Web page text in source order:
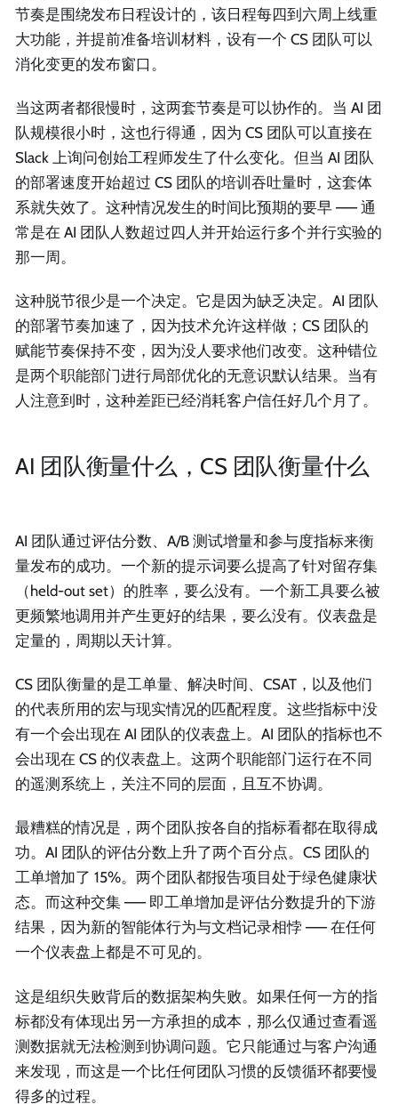
节奏是围绕发布日程设计的，该日程每四到六周上线重
大功能，并提前准备培训材料，设有一个 CS 团队可以
消化变更的发布窗口。
当这两者都很慢时，这两套节奏是可以协作的。当 AI 团
队规模很小时，这也行得通，因为 CS 团队可以直接在
Slack 上询问创始工程师发生了什么变化。但当 AI 团队
的部署速度开始超过 CS 团队的培训吞吐量时，这套体
系就失效了。这种情况发生的时间比预期的要早 —— 通
常是在 AI 团队人数超过四人并开始运行多个并行实验的
那一周。
这种脱节很少是一个决定。它是因为缺乏决定。AI 团队
的部署节奏加速了，因为技术允许这样做；CS 团队的
赋能节奏保持不变，因为没人要求他们改变。这种错位
是两个职能部门进行局部优化的无意识默认结果。当有
人注意到时，这种差距已经消耗客户信任好几个月了。
AI 团队衡量什么，CS 团队衡量什么
AI 团队通过评估分数、A/B 测试增量和参与度指标来衡
量发布的成功。一个新的提示词要么提高了针对留存集
（held-out set）的胜率，要么没有。一个新工具要么被
更频繁地调用并产生更好的结果，要么没有。仪表盘是
定量的，周期以天计算。
CS 团队衡量的是工单量、解决时间、CSAT，以及他们
的代表所用的宏与现实情况的匹配程度。这些指标中没
有一个会出现在 AI 团队的仪表盘上。AI 团队的指标也不
会出现在 CS 的仪表盘上。这两个职能部门运行在不同
的遥测系统上，关注不同的层面，且互不协调。
最糟糕的情况是，两个团队按各自的指标看都在取得成
功。AI 团队的评估分数上升了两个百分点。CS 团队的
工单增加了 15%。两个团队都报告项目处于绿色健康状
态。而这种交集 —— 即工单增加是评估分数提升的下游
结果，因为新的智能体行为与文档记录相悖 —— 在任何
一个仪表盘上都是不可见的。
这是组织失败背后的数据架构失败。如果任何一方的指
标都没有体现出另一方承担的成本，那么仅通过查看遥
测数据就无法检测到协调问题。它只能通过与客户沟通
来发现，而这是一个比任何团队习惯的反馈循环都要慢
得多的过程。